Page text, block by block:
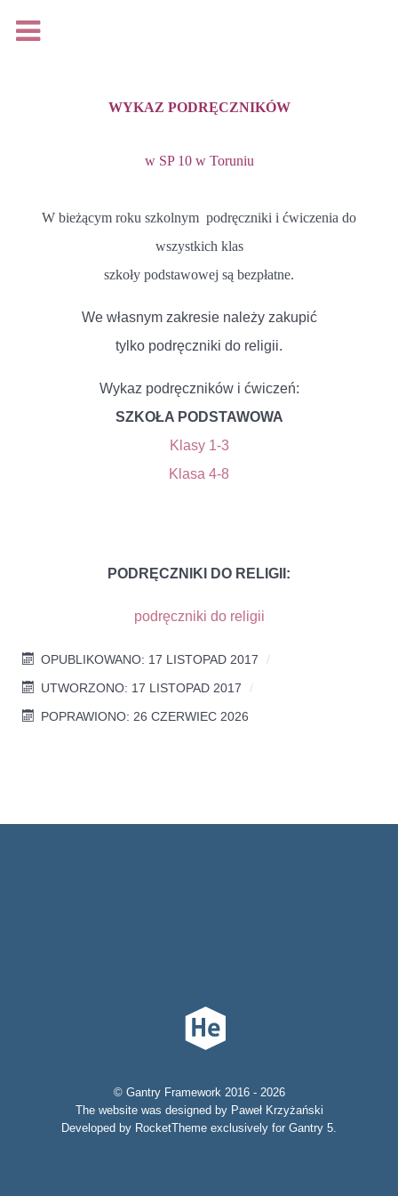
takich danych oraz uchylenia dyrektywy 95/46/WE, (Dz. Urz.
udostępniamklauzulę informacyjną.
WYKAZ PODRĘCZNIKÓW
w SP 10 w Toruniu
W bieżącym roku szkolnym podręczniki i ćwiczenia do
wszystkich klas
szkoły podstawowej są bezpłatne.
We własnym zakresie należy zakupić
tylko podręczniki do religii.
Wykaz podręczników i ćwiczeń:
SZKOŁA PODSTAWOWA
Klasy 1-3
Klasa 4-8
PODRĘCZNIKI DO RELIGII:
podręczniki do religii
OPUBLIKOWANO: 17 LISTOPAD 2017
UTWORZONO: 17 LISTOPAD 2017
POPRAWIONO: 26 CZERWIEC 2026
© Gantry Framework 2016 - 2026
The website was designed by Paweł Krzyżański
Developed by RocketTheme exclusively for Gantry 5.